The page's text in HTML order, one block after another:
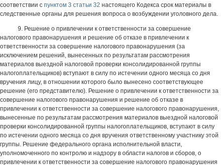
соответствии с пунктом 3 статьи 32 настоящего Кодекса срок материалы в
следственные органы для решения вопроса о возбуждении уголовного дела.
9. Решение о привлечении к ответственности за совершение
налогового правонарушения и решение об отказе в привлечении к
ответственности за совершение налогового правонарушения (за
исключением решений, вынесенных по результатам рассмотрения
материалов выездной налоговой проверки консолидированной группы
налогоплательщиков) вступают в силу по истечении одного месяца со дня
вручения лицу, в отношении которого было вынесено соответствующее
решение (его представителю). Решение о привлечении к ответственности за
совершение налогового правонарушения и решение об отказе в
привлечении к ответственности за совершение налогового правонарушения,
вынесенные по результатам рассмотрения материалов выездной налоговой
проверки консолидированной группы налогоплательщиков, вступают в силу
по истечении одного месяца со дня вручения ответственному участнику этой
группы. Решение федерального органа исполнительной власти,
уполномоченного по контролю и надзору в области налогов и сборов, о
привлечении к ответственности за совершение налогового правонарушения